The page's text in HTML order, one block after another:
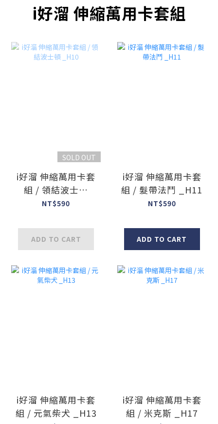
i好溜 伸縮萬用卡套組
SOLD OUT
i好溜 伸縮萬用卡套
組 / 領結波士頓
_H10
NT$590
ADD TO CART
i好溜 伸縮萬用卡套
組 / 髮帶法鬥 _H11
NT$590
ADD TO CART
i好溜 伸縮萬用卡套
組 / 元氣柴犬 _H13
i好溜 伸縮萬用卡套
組 / 米克斯 _H17